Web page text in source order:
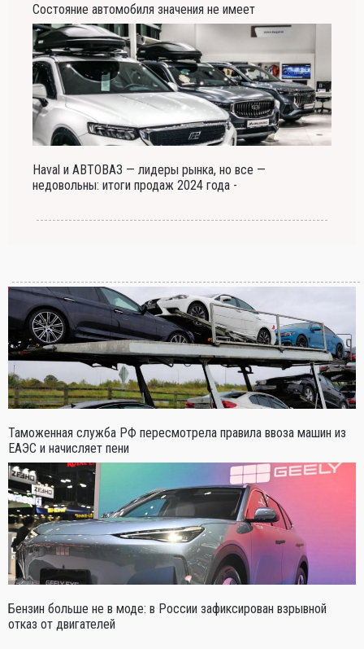
Состояние автомобиля значения не имеет
Haval и АВТОВАЗ — лидеры рынка, но все —
недовольны: итоги продаж 2024 года -
Таможенная служба РФ пересмотрела правила ввоза машин из
ЕАЭС и начисляет пени
Бензин больше не в моде: в России зафиксирован взрывной
отказ от двигателей